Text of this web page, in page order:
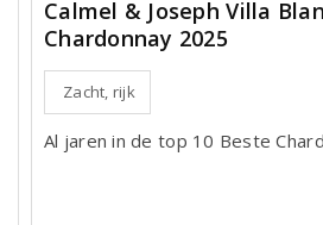
Calmel & Joseph Villa
Chardonnay 2025
Zacht, rijk
Al jaren in de top 10 Beste